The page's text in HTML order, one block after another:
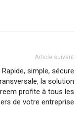
Article suivant
simple, sécure
la solution
profite à tous les
de votre entreprise